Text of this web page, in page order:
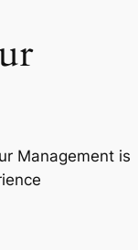
Management is